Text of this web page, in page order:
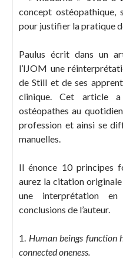
concept ostéopathique,
pour justifier la pratique
Paulus écrit dans un
l’IJOM une
de Still et de ses
clinique. Cet article
ostéopathes au
profession et ainsi se
manuelles.
Il énonce 10 principes
aurez la citation originale
une interprétation
conclusions de l’auteur.
1. Human beings
connected oneness.